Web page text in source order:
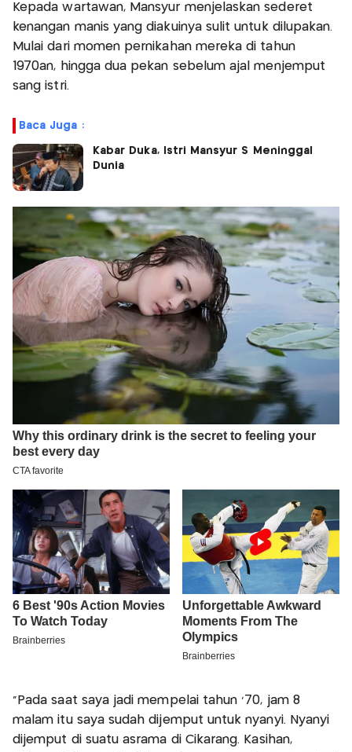
Kepada wartawan, Mansyur menjelaskan sederet
kenangan manis yang diakuinya sulit untuk dilupakan.
Mulai dari momen pernikahan mereka di tahun
1970an, hingga dua pekan sebelum ajal menjemput
sang istri.
Baca Juga :
Kabar Duka, Istri Mansyur S Meninggal
Dunia
"Pada saat saya jadi mempelai tahun '70, jam 8
malam itu saya sudah dijemput untuk nyanyi. Nyanyi
dijemput di suatu asrama di Cikarang. Kasihan,